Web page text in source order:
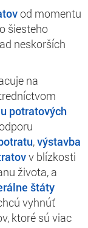
od momentu
šiesteho
neskorších
na
potratových
,výstavba
v blízkosti
života, a
štáty
vyhnúť
ktoré sú viac